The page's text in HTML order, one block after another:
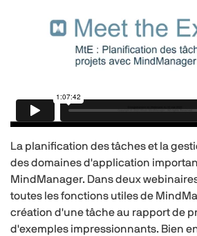
La planification des tâches et la
des domaines d'application
MindManager. Dans deux
toutes les fonctions utiles de
création d'une tâche au rapport de
d'exemples impressionnants. Bien